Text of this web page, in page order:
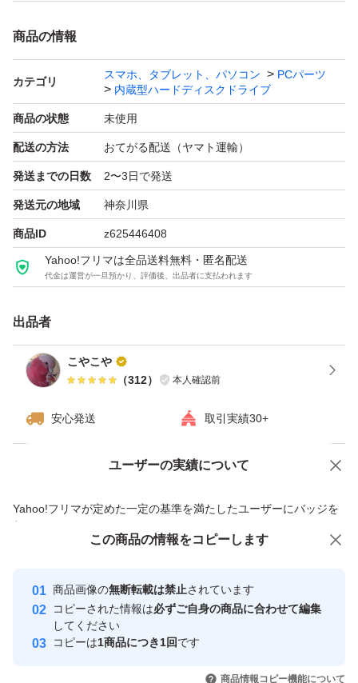
商品の情報
カテゴリ
スマホ、タブレット、パソコン
PCパーツ
内蔵型ハードディスクドライブ
商品の状態 未使用
配送の方法 おてがる配送（ヤマト運輸）
発送までの日数 2〜3日で発送
発送元の地域 神奈川県
商品ID z625446408
Yahoo!フリマは全品送料無料・匿名配送
代金は運営が一旦預かり、評価後、出品者に支払われます
出品者
こやこや
（312） 本人確認前
安心発送 取引実績30+
ユーザーの実績について
Yahoo!フリマが定めた一定の基準を満たしたユーザーにバッジを
付与しています
安心取引出品者
心・安全なユーザーです
取引実績
引を完了させた実績があります
価格の相談 商品への質問
この商品の情報をコピーします
商品画像の無断転載は禁止されています
コピーされた情報は必ずご自身の商品に合わせて編集
してください
コピーは1商品につき1回です
商品情報コピー機能について
この商品をみている人にオススメ